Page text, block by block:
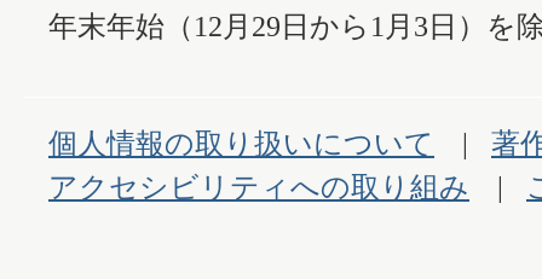
年末年始（12月29日から1月3日）を
個人情報の取り扱いについて
著
アクセシビリティへの取り組み